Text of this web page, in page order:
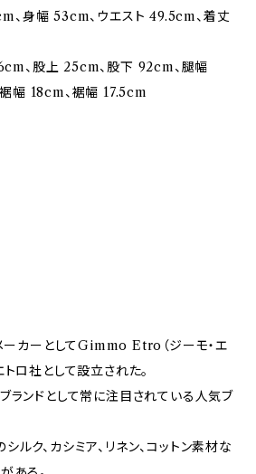
、身幅 53cm、ウエスト 49.5cm、着丈
、股上 25cm、股下 92cm、腿幅
幅 18cm、裾幅 17.5cm
ーカーとしてGimmo Etro（ジーモ・エ
トロ社として設立された。
ランドとして常に注目されている人気ブ
ルク、カシミア、リネン、コットン素材な